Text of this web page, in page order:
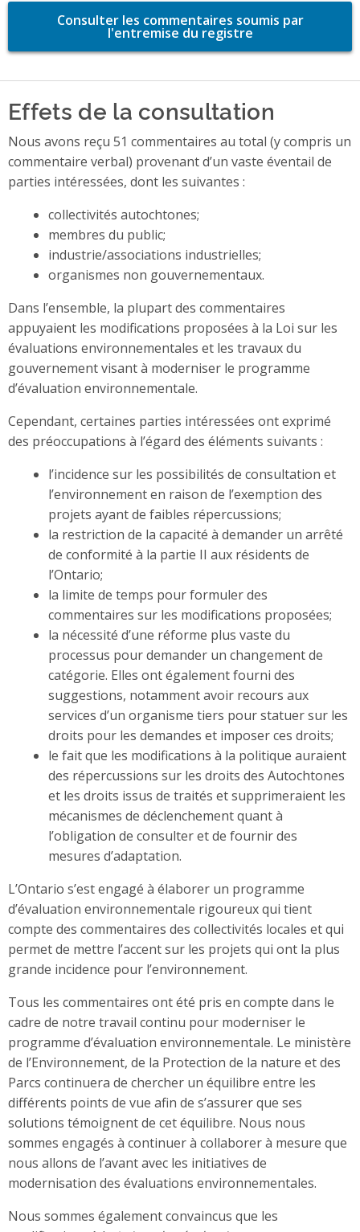
Consulter les commentaires soumis par
l'entremise du registre
Effets de la consultation
Nous avons reçu 51 commentaires au total (y compris un
commentaire verbal) provenant d’un vaste éventail de
parties intéressées, dont les suivantes :
collectivités autochtones;
membres du public;
industrie/associations industrielles;
organismes non gouvernementaux.
Dans l’ensemble, la plupart des commentaires
appuyaient les modifications proposées à la Loi sur les
évaluations environnementales et les travaux du
gouvernement visant à moderniser le programme
d’évaluation environnementale.
Cependant, certaines parties intéressées ont exprimé
des préoccupations à l’égard des éléments suivants :
l’incidence sur les possibilités de consultation et
l’environnement en raison de l’exemption des
projets ayant de faibles répercussions;
la restriction de la capacité à demander un arrêté
de conformité à la partie II aux résidents de
l’Ontario;
la limite de temps pour formuler des
commentaires sur les modifications proposées;
la nécessité d’une réforme plus vaste du
processus pour demander un changement de
catégorie. Elles ont également fourni des
suggestions, notamment avoir recours aux
services d’un organisme tiers pour statuer sur les
droits pour les demandes et imposer ces droits;
le fait que les modifications à la politique auraient
des répercussions sur les droits des Autochtones
et les droits issus de traités et supprimeraient les
mécanismes de déclenchement quant à
l’obligation de consulter et de fournir des
mesures d’adaptation.
L’Ontario s’est engagé à élaborer un programme
d’évaluation environnementale rigoureux qui tient
compte des commentaires des collectivités locales et qui
permet de mettre l’accent sur les projets qui ont la plus
grande incidence pour l’environnement.
Tous les commentaires ont été pris en compte dans le
cadre de notre travail continu pour moderniser le
programme d’évaluation environnementale. Le ministère
de l’Environnement, de la Protection de la nature et des
Parcs continuera de chercher un équilibre entre les
différents points de vue afin de s’assurer que ses
solutions témoignent de cet équilibre. Nous nous
sommes engagés à continuer à collaborer à mesure que
nous allons de l’avant avec les initiatives de
modernisation des évaluations environnementales.
Nous sommes également convaincus que les